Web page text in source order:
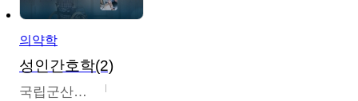
의약학
성인간호학(2)
국립군산대학교